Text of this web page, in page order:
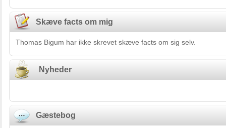
Skæve facts om mig
Thomas Bigum har ikke skrevet skæve facts om sig selv.
Nyheder
Gæstebog